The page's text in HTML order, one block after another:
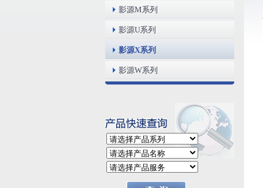
影源M系列
影源U系列
影源X系列
影源W系列